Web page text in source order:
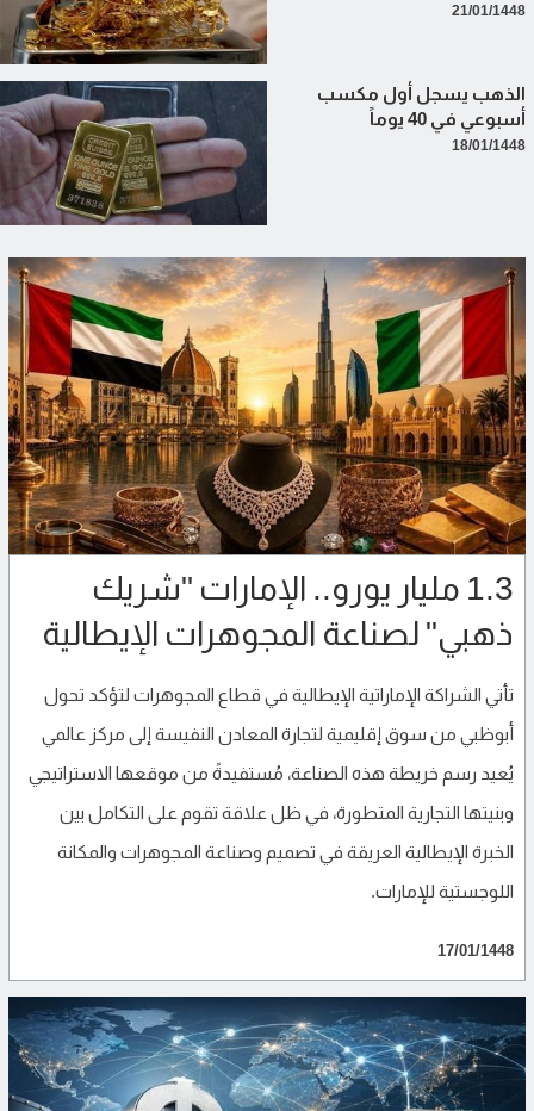
21/01/1448
الذهب يسجل أول مكسب
أسبوعي في 40 يوماً
18/01/1448
1.3 مليار يورو.. الإمارات "شريك
ذهبي" لصناعة المجوهرات الإيطالية
تأتي الشراكة الإماراتية الإيطالية في قطاع المجوهرات لتؤكد تحول
أبوظبي من سوق إقليمية لتجارة المعادن النفيسة إلى مركز عالمي
يُعيد رسم خريطة هذه الصناعة، مُستفيدةً من موقعها الاستراتيجي
وبنيتها التجارية المتطورة، في ظل علاقة تقوم على التكامل بين
الخبرة الإيطالية العريقة في تصميم وصناعة المجوهرات والمكانة
اللوجستية للإمارات.
17/01/1448